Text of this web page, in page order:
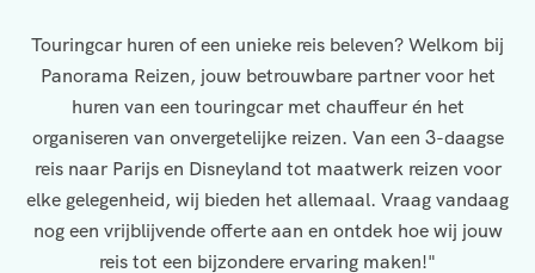
Touringcar huren of een unieke reis beleven? Welkom bij
Panorama Reizen, jouw betrouwbare partner voor het
huren van een touringcar met chauffeur én het
organiseren van onvergetelijke reizen. Van een 3-daagse
reis naar Parijs en Disneyland tot maatwerk reizen voor
elke gelegenheid, wij bieden het allemaal. Vraag vandaag
nog een vrijblijvende offerte aan en ontdek hoe wij jouw
reis tot een bijzondere ervaring maken!"